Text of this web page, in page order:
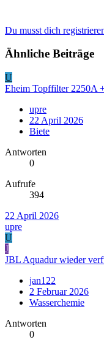
Du musst dich
Ähnliche Beiträge
U
Eheim Topffilter 2250A
upre
22 April 2026
Biete
Antworten
0
Aufrufe
394
22 April 2026
upre
U
J
JBL Aquadur wieder
jan122
2 Februar 2026
Wasserchemie
Antworten
0